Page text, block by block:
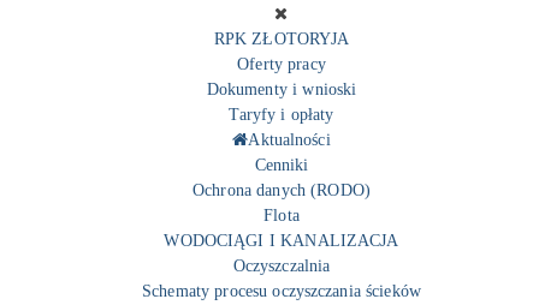
RPK ZŁOTORYJA
Oferty pracy
Dokumenty i wnioski
Taryfy i opłaty
Aktualności
Cenniki
Ochrona danych (RODO)
Flota
WODOCIĄGI I KANALIZACJA
Oczyszczalnia
Schematy procesu oczyszczania ścieków